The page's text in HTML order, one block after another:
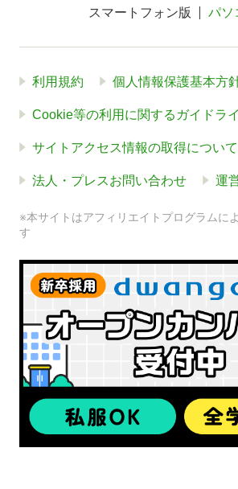
スマートフォン版 パソ
利用規約 個人情報保護基本方
Cookie等の利用に関するガイドラ
サイトアクセス情報の取得について
法人・プレスお問い合わせ 運
※本サイトはアフィリエイトプログラムに
す